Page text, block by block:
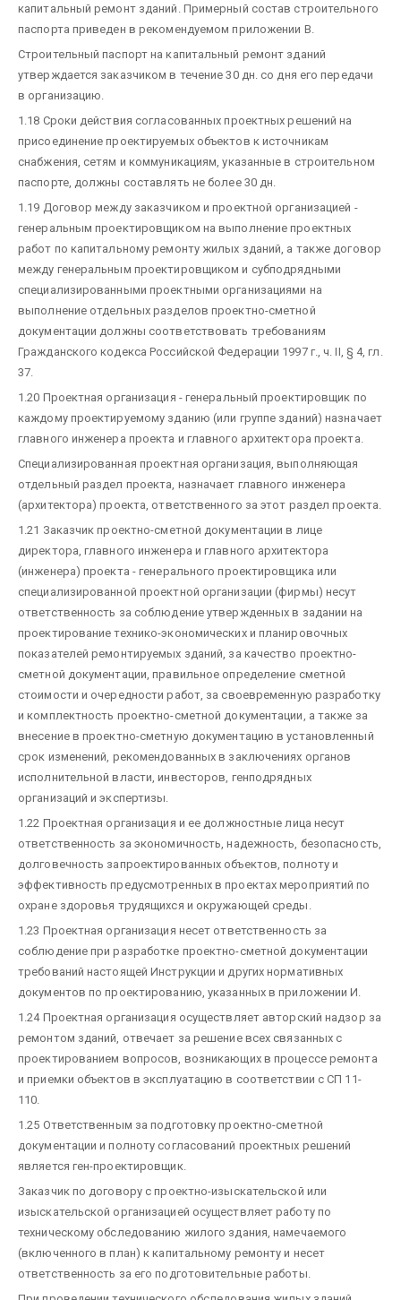
капитальный ремонт зданий. Примерный состав строительного
паспорта приведен в рекомендуемом приложении В.
Строительный паспорт на капитальный ремонт зданий
утверждается заказчиком в течение 30 дн. со дня его передачи
в организацию.
1.18 Сроки действия согласованных проектных решений на
присоединение проектируемых объектов к источникам
снабжения, сетям и коммуникациям, указанные в строительном
паспорте, должны составлять не более 30 дн.
1.19 Договор между заказчиком и проектной организацией -
генеральным проектировщиком на выполнение проектных
работ по капитальному ремонту жилых зданий, а также договор
между генеральным проектировщиком и субподрядными
специализированными проектными организациями на
выполнение отдельных разделов проектно-сметной
документации должны соответствовать требованиям
Гражданского кодекса Российской Федерации 1997 г., ч. II, § 4, гл.
37.
1.20 Проектная организация - генеральный проектировщик по
каждому проектируемому зданию (или группе зданий) назначает
главного инженера проекта и главного архитектора проекта.
Специализированная проектная организация, выполняющая
отдельный раздел проекта, назначает главного инженера
(архитектора) проекта, ответственного за этот раздел проекта.
1.21 Заказчик проектно-сметной документации в лице
директора, главного инженера и главного архитектора
(инженера) проекта - генерального проектировщика или
специализированной проектной организации (фирмы) несут
ответственность за соблюдение утвержденных в задании на
проектирование технико-экономических и планировочных
показателей ремонтируемых зданий, за качество проектно-
сметной документации, правильное определение сметной
стоимости и очередности работ, за своевременную разработку
и комплектность проектно-сметной документации, а также за
внесение в проектно-сметную документацию в установленный
срок изменений, рекомендованных в заключениях органов
исполнительной власти, инвесторов, генподрядных
организаций и экспертизы.
1.22 Проектная организация и ее должностные лица несут
ответственность за экономичность, надежность, безопасность,
долговечность запроектированных объектов, полноту и
эффективность предусмотренных в проектах мероприятий по
охране здоровья трудящихся и окружающей среды.
1.23 Проектная организация несет ответственность за
соблюдение при разработке проектно-сметной документации
требований настоящей Инструкции и других нормативных
документов по проектированию, указанных в приложении И.
1.24 Проектная организация осуществляет авторский надзор за
ремонтом зданий, отвечает за решение всех связанных с
проектированием вопросов, возникающих в процессе ремонта
и приемки объектов в эксплуатацию в соответствии с СП 11-
110.
1.25 Ответственным за подготовку проектно-сметной
документации и полноту согласований проектных решений
является ген-проектировщик.
Заказчик по договору с проектно-изыскательской или
изыскательской организацией осуществляет работу по
техническому обследованию жилого здания, намечаемого
(включенного в план) к капитальному ремонту и несет
ответственность за его подготовительные работы.